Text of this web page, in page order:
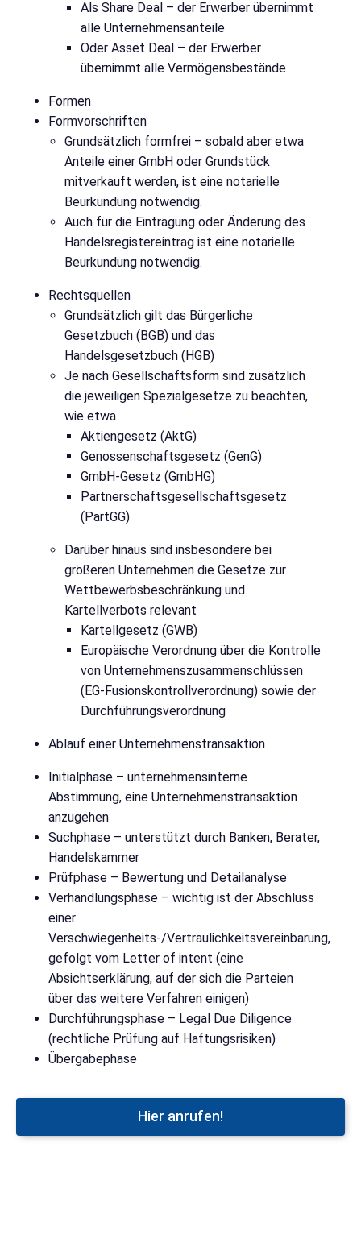
Als Share Deal – der Erwerber übernimmt
alle Unternehmensanteile
Oder Asset Deal – der Erwerber
übernimmt alle Vermögensbestände
Formen
Formvorschriften
Grundsätzlich formfrei – sobald aber etwa
Anteile einer GmbH oder Grundstück
mitverkauft werden, ist eine notarielle
Beurkundung notwendig.
Auch für die Eintragung oder Änderung des
Handelsregistereintrag ist eine notarielle
Beurkundung notwendig.
Rechtsquellen
Grundsätzlich gilt das Bürgerliche
Gesetzbuch (BGB) und das
Handelsgesetzbuch (HGB)
Je nach Gesellschaftsform sind zusätzlich
die jeweiligen Spezialgesetze zu beachten,
wie etwa
Aktiengesetz (AktG)
Genossenschaftsgesetz (GenG)
GmbH-Gesetz (GmbHG)
Partnerschaftsgesellschaftsgesetz
(PartGG)
Darüber hinaus sind insbesondere bei
größeren Unternehmen die Gesetze zur
Wettbewerbsbeschränkung und
Kartellverbots relevant
Kartellgesetz (GWB)
Europäische Verordnung über die Kontrolle
von Unternehmenszusammenschlüssen
(EG-Fusionskontrollverordnung) sowie der
Durchführungsverordnung
Ablauf einer Unternehmenstransaktion
Initialphase – unternehmensinterne
Abstimmung, eine Unternehmenstransaktion
anzugehen
Suchphase – unterstützt durch Banken, Berater,
Handelskammer
Prüfphase – Bewertung und Detailanalyse
Verhandlungsphase – wichtig ist der Abschluss
einer
Verschwiegenheits-/Vertraulichkeitsvereinbarung,
gefolgt vom Letter of intent (eine
Absichtserklärung, auf der sich die Parteien
über das weitere Verfahren einigen)
Durchführungsphase – Legal Due Diligence
(rechtliche Prüfung auf Haftungsrisiken)
Übergabephase
Hier anrufen!